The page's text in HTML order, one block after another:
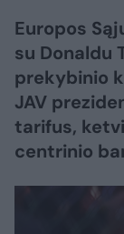
Europos
su Donaldu
prekybinio
JAV
tarifus,
centrinio